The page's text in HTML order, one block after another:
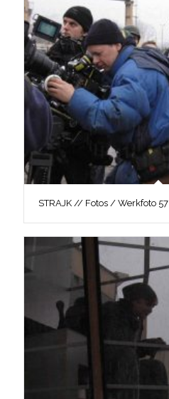
STRAJK // Fotos / Werkfoto 57